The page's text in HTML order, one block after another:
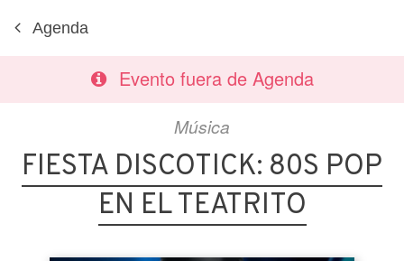
Agenda
Evento fuera de Agenda
Música
FIESTA DISCOTICK: 80S POP
EN EL TEATRITO